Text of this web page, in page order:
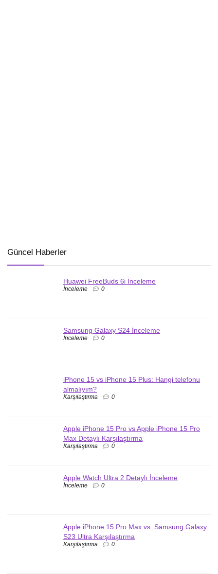
Güncel Haberler
Huawei FreeBuds 6i İnceleme
İnceleme 0
Samsung Galaxy S24 İnceleme
İnceleme 0
iPhone 15 vs iPhone 15 Plus: Hangi telefonu
almalıyım?
Karşılaştırma 0
Apple iPhone 15 Pro vs Apple iPhone 15 Pro
Max Detaylı Karşılaştırma
Karşılaştırma 0
Apple Watch Ultra 2 Detaylı İnceleme
İnceleme 0
Apple iPhone 15 Pro Max vs. Samsung Galaxy
S23 Ultra Karşılaştırma
Karşılaştırma 0